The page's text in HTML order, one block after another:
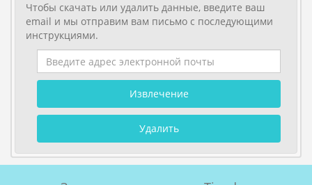
Чтобы скачать или удалить данные, введите ваш
email и мы отправим вам письмо с последующими
инструкциями.
Извлечение
Удалить